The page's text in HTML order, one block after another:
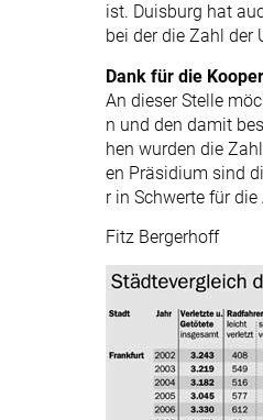
ist. Duisburg hat
bei der die Zahl der
Dank für die
An dieser Stelle
n und den damit
hen wurden die
en Präsidium sind
r in Schwerte für
Fitz Bergerhoff